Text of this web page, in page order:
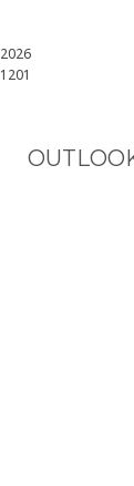
2026
1201